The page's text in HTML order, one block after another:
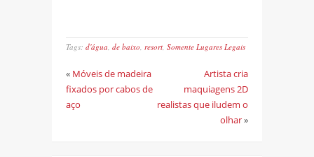
Tags: d'água de baixo resort Somente Lugares Legais
« Móveis de madeira
fixados por cabos de
aço
Artista cria
maquiagens 2D
realistas que iludem o
olhar»